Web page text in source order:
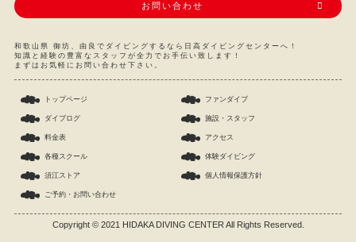
お問い合わせ
和歌山県 御坊、由良でダイビングするなら日高ダイビングセンターへ！
知識と経験の豊富なスタッフが全力でお手伝い致します！
まずはお気軽にお問い合わせ下さい。
トップページ ファンダイブ
ダイブログ 施設・スタッフ
料金表 アクセス
各種スクール 体験ダイビング
須江ストア 個人情報保護方針
ご予約・お問い合わせ
Copyright © 2021 HIDAKA DIVING CENTER All Rights Reserved.